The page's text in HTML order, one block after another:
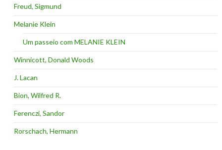
Freud, Sigmund
Melanie Klein
Um passeio com MELANIE KLEIN
Winnicott, Donald Woods
J. Lacan
Bion, Wilfred R.
Ferenczi, Sandor
Rorschach, Hermann